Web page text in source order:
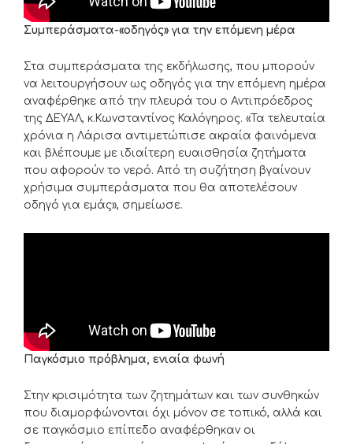
Συμπεράσματα-«οδηγός» για την επόμενη μέρα
Στα συμπεράσματα της εκδήλωσης, που μπορούν
να λειτουργήσουν ως οδηγός για την επόμενη ημέρα
αναφέρθηκε από την πλευρά του ο Αντιπρόεδρος
της ΔΕΥΑΛ, κ.Κωνσταντίνος Καλόγηρος. «Τα τελευταία
χρόνια η Λάρισα αντιμετώπισε ακραία φαινόμενα
και βλέπουμε με ιδιαίτερη ευαισθησία ζητήματα
που αφορούν το νερό. Από τη συζήτηση βγαίνουν
χρήσιμα συμπεράσματα που θα αποτελέσουν
οδηγό για εμάς», σημείωσε.
Παγκόσμιο πρόβλημα, ενιαία φωνή
Στην κρισιμότητα των ζητημάτων και των συνθηκών
που διαμορφώνονται όχι μόνον σε τοπικό, αλλά και
σε παγκόσμιο επίπεδο αναφέρθηκαν οι